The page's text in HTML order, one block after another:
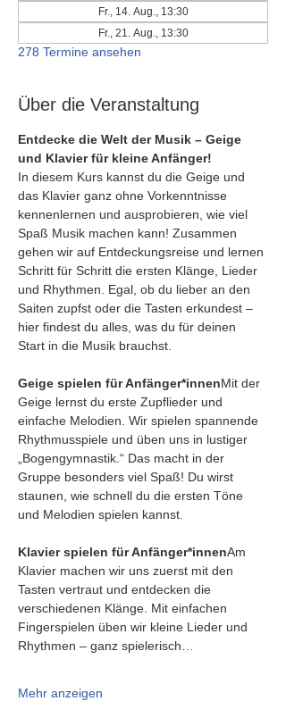
Fr., 14. Aug., 13:30
Fr., 21. Aug., 13:30
278 Termine ansehen
Über die Veranstaltung
Entdecke die Welt der Musik – Geige
und Klavier für kleine Anfänger!
In diesem Kurs kannst du die Geige und
das Klavier ganz ohne Vorkenntnisse
kennenlernen und ausprobieren, wie viel
Spaß Musik machen kann! Zusammen
gehen wir auf Entdeckungsreise und lernen
Schritt für Schritt die ersten Klänge, Lieder
und Rhythmen. Egal, ob du lieber an den
Saiten zupfst oder die Tasten erkundest –
hier findest du alles, was du für deinen
Start in die Musik brauchst.
Geige spielen für Anfänger*innenMit der
Geige lernst du erste Zupflieder und
einfache Melodien. Wir spielen spannende
Rhythmusspiele und üben uns in lustiger
„Bogengymnastik.“ Das macht in der
Gruppe besonders viel Spaß! Du wirst
staunen, wie schnell du die ersten Töne
und Melodien spielen kannst.
Klavier spielen für Anfänger*innenAm
Klavier machen wir uns zuerst mit den
Tasten vertraut und entdecken die
verschiedenen Klänge. Mit einfachen
Fingerspielen üben wir kleine Lieder und
Rhythmen – ganz spielerisch…
Mehr anzeigen